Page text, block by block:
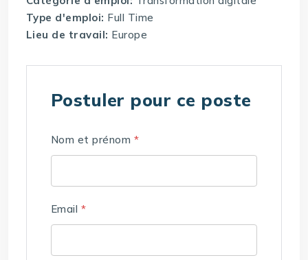
Type d'emploi: Full Time
Lieu de travail: Europe
Postuler pour ce poste
Nom et prénom *
Email *